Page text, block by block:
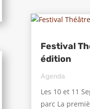
Festival
édition
Agenda
Les 10 et 11
parc La